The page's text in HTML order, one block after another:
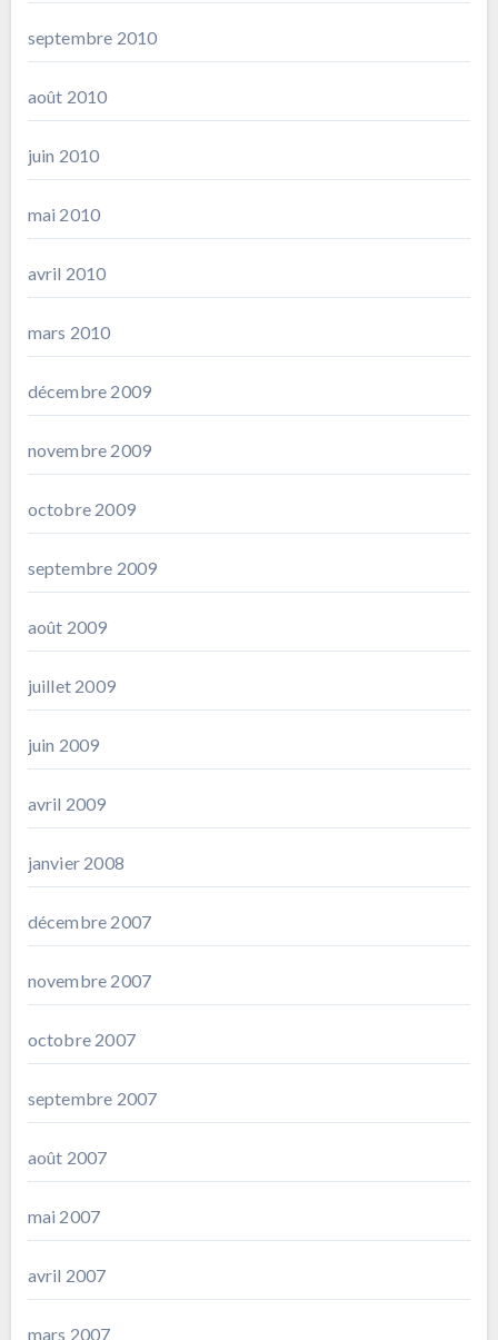
septembre 2010
août 2010
juin 2010
mai 2010
avril 2010
mars 2010
décembre 2009
novembre 2009
octobre 2009
septembre 2009
août 2009
juillet 2009
juin 2009
avril 2009
janvier 2008
décembre 2007
novembre 2007
octobre 2007
septembre 2007
août 2007
mai 2007
avril 2007
mars 2007